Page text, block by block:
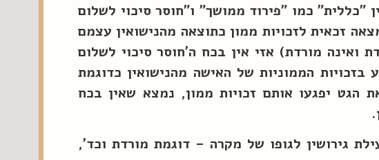
"כללית" כמו "פירוד ממושך" ו"חוסר סיכוי לשלום
זכאית לזכויות ממון כתוצאה מהנישואין עצמם
ואינה מורדת) אזי אין בכח ה'חוסר סיכוי לשלום
בזכויות הממוניות של האישה מהנישואין כדוגמת
הגט יפגעו אותם זכויות ממון, נמצא שאין בכח
גירושין לגופו של מקרה – דוגמת מורדת וכד',